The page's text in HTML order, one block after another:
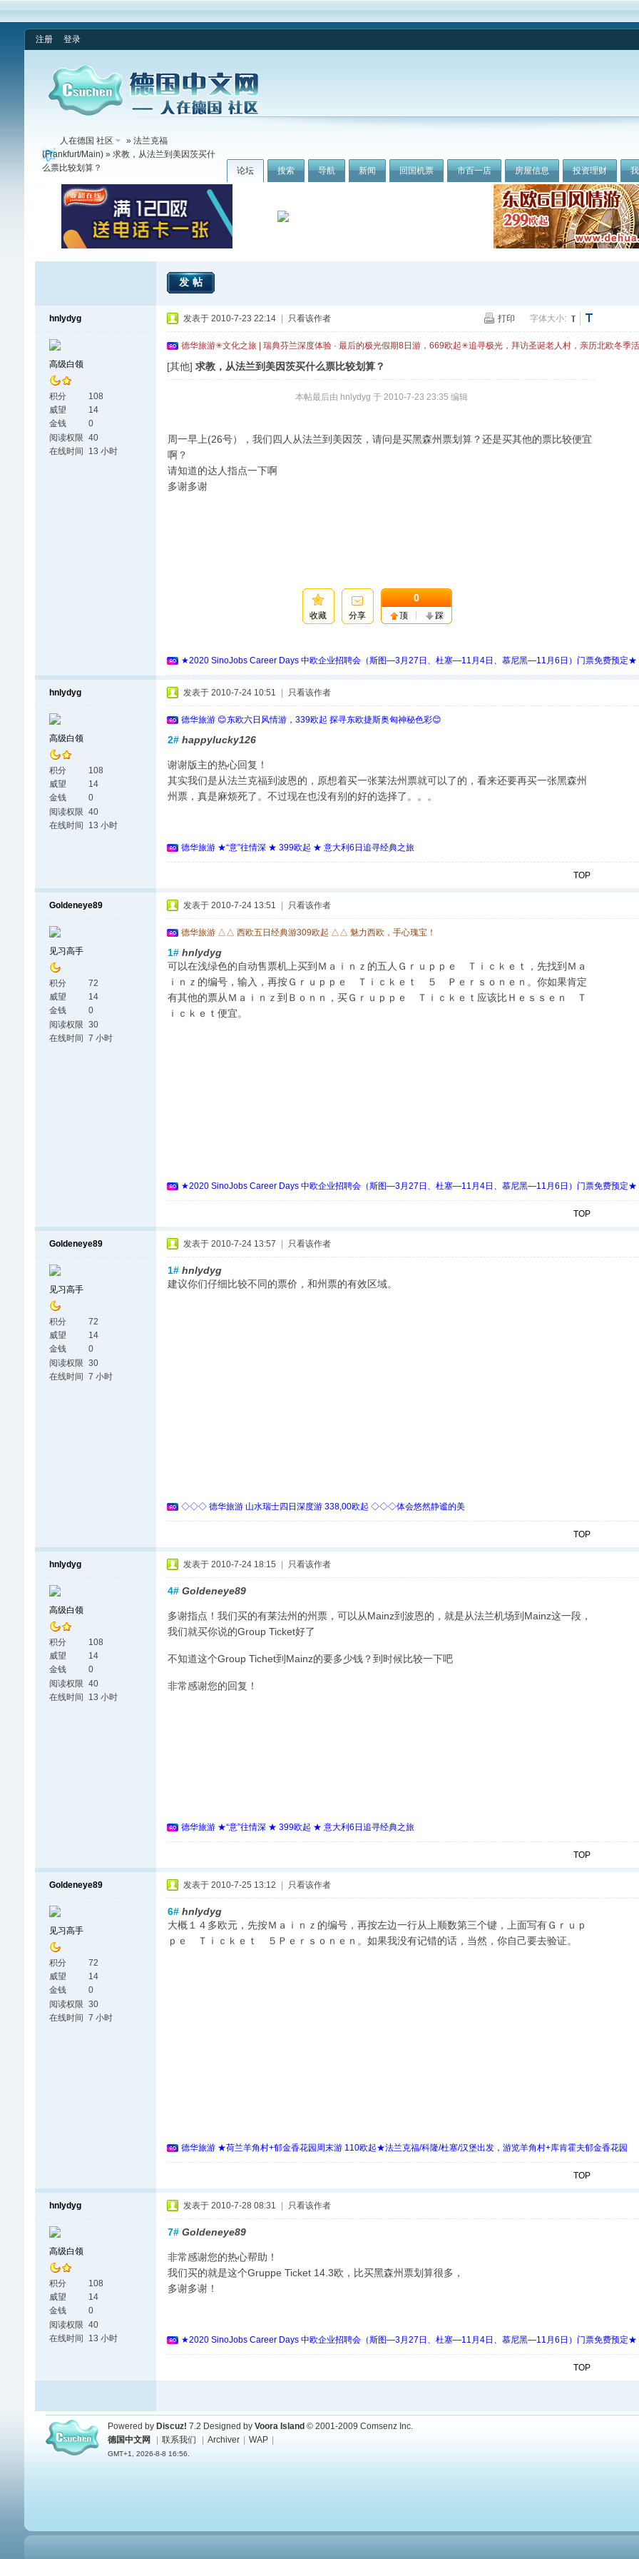
注册 登录
论坛 搜索 导航 新闻 回国机票 市百一店 房屋信息 投资理财
人在德国 社区 » 法兰克福
(Frankfurt/Main)» 求教，从法兰到美因茨买什
么票比较划算？
发帖
hnlydyg
高级白领
积分
108
威望
14
金钱
0
阅读权限 40
在线时间
13 小时
打印 字体大小:
发表于 2010-7-23 22:14 只看该作者
德华旅游✳文化之旅 | 瑞典芬兰深度体验 · 最后的极光假期8日游，669欧起✳追寻极光，拜访圣诞老人村，亲历北欧冬季
[其他] 求教，从法兰到美因茨买什么票比较划算？
本帖最后由 hnlydyg 于 2010-7-23 23:35 编辑
周一早上(26号），我们四人从法兰到美因茨，请问是买黑森州票划算？还是买其他的票比较便宜
啊？
请知道的达人指点一下啊
多谢多谢
收藏 分享
0
顶 踩
★2020 SinoJobs Career Days 中欧企业招聘会（斯图—3月27日、杜塞—11月4日、慕尼黑—11月6日）门票免费预定★
hnlydyg
高级白领
积分
108
威望
14
金钱
0
阅读权限 40
在线时间
13 小时
发表于 2010-7-24 10:51 只看该作者
德华旅游 😊东欧六日风情游，339欧起 探寻东欧捷斯奥匈神秘色彩😊
2# happylucky126
谢谢版主的热心回复！
其实我们是从法兰克福到波恩的，原想着买一张莱法州票就可以了的，看来还要再买一张黑森州
州票，真是麻烦死了。不过现在也没有别的好的选择了。。。
德华旅游 ★“意”往情深 ★ 399欧起 ★ 意大利6日追寻经典之旅
TOP
Goldeneye89
见习高手
积分
72
威望
14
金钱
0
阅读权限 30
在线时间 7 小时
发表于 2010-7-24 13:51 只看该作者
德华旅游 △△ 西欧五日经典游309欧起 △△ 魅力西欧，手心瑰宝！
1# hnlydyg
可以在浅绿色的自动售票机上买到Ｍａｉｎｚ的五人Ｇｒｕｐｐｅ Ｔｉｃｋｅｔ，先找到Ｍａ
ｉｎｚ的编号，输入，再按Ｇｒｕｐｐｅ Ｔｉｃｋｅｔ ５ Ｐｅｒｓｏｎｅｎ。你如果肯定
有其他的票从Ｍａｉｎｚ到Ｂｏｎｎ，买Ｇｒｕｐｐｅ Ｔｉｃｋｅｔ应该比Ｈｅｓｓｅｎ Ｔ
ｉｃｋｅｔ便宜。
★2020 SinoJobs Career Days 中欧企业招聘会（斯图—3月27日、杜塞—11月4日、慕尼黑—11月6日）门票免费预定★
TOP
Goldeneye89
见习高手
积分
72
威望
14
金钱
0
阅读权限 30
在线时间 7 小时
发表于 2010-7-24 13:57 只看该作者
1# hnlydyg
建议你们仔细比较不同的票价，和州票的有效区域。
◇◇◇ 德华旅游 山水瑞士四日深度游 338,00欧起 ◇◇◇体会悠然静谧的美
TOP
hnlydyg
高级白领
积分
108
威望
14
金钱
0
阅读权限 40
在线时间
13 小时
发表于 2010-7-24 18:15 只看该作者
4# Goldeneye89
多谢指点！我们买的有莱法州的州票，可以从Mainz到波恩的，就是从法兰机场到Mainz这一段，
我们就买你说的Group Ticket好了
不知道这个Group Tichet到Mainz的要多少钱？到时候比较一下吧
非常感谢您的回复！
德华旅游 ★“意”往情深 ★ 399欧起 ★ 意大利6日追寻经典之旅
TOP
Goldeneye89
见习高手
积分
72
威望
14
金钱
0
阅读权限 30
在线时间 7 小时
发表于 2010-7-25 13:12 只看该作者
6# hnlydyg
大概１４多欧元，先按Ｍａｉｎｚ的编号，再按左边一行从上顺数第三个键，上面写有Ｇｒｕｐ
ｐｅ Ｔｉｃｋｅｔ ５Ｐｅｒｓｏｎｅｎ。如果我没有记错的话，当然，你自己要去验证。
德华旅游 ★荷兰羊角村+郁金香花园周末游 110欧起★法兰克福/科隆/杜塞/汉堡出发，游览羊角村+库肯霍夫郁金香花园
TOP
hnlydyg
高级白领
积分
108
威望
14
金钱
0
阅读权限 40
在线时间
13 小时
发表于 2010-7-28 08:31 只看该作者
7# Goldeneye89
非常感谢您的热心帮助！
我们买的就是这个Gruppe Ticket 14.3欧，比买黑森州票划算很多，
多谢多谢！
★2020 SinoJobs Career Days 中欧企业招聘会（斯图—3月27日、杜塞—11月4日、慕尼黑—11月6日）门票免费预定★
TOP
Powered by Discuz! 7.2 Designed by Voora Island © 2001-2009 Comsenz Inc.
德国中文网
联系我们 Archiver WAP
GMT+1, 2026-8-8 16:56.